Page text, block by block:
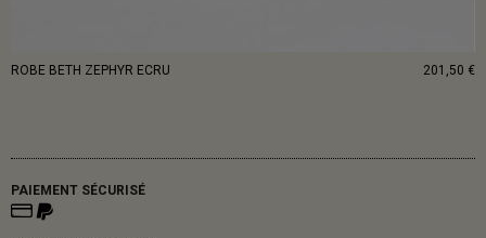
ROBE BETH ZEPHYR ECRU 201,50 €
PAIEMENT SÉCURISÉ